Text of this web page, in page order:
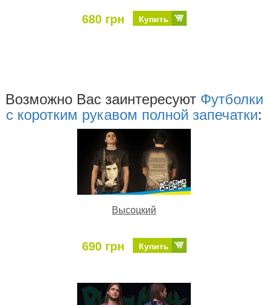
680 грн Купить
Возможно Ваc заинтересуют Футболки
с коротким рукавом полной запечатки:
Высоцкий
690 грн Купить